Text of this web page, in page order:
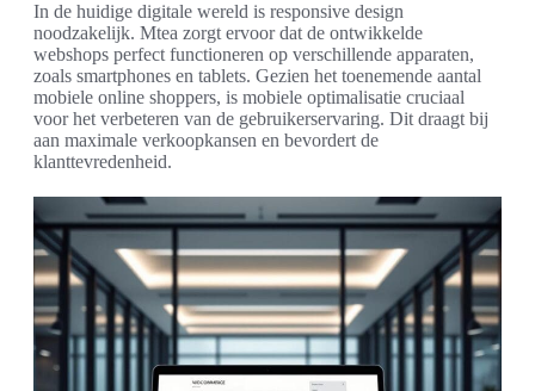
In de huidige digitale wereld is responsive design
noodzakelijk. Mtea zorgt ervoor dat de ontwikkelde
webshops perfect functioneren op verschillende apparaten,
zoals smartphones en tablets. Gezien het toenemende aantal
mobiele online shoppers, is mobiele optimalisatie cruciaal
voor het verbeteren van de gebruikerservaring. Dit draagt bij
aan maximale verkoopkansen en bevordert de
klanttevredenheid.